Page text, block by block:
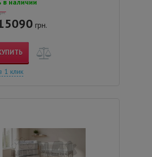
в наличии
грн.
1 клик